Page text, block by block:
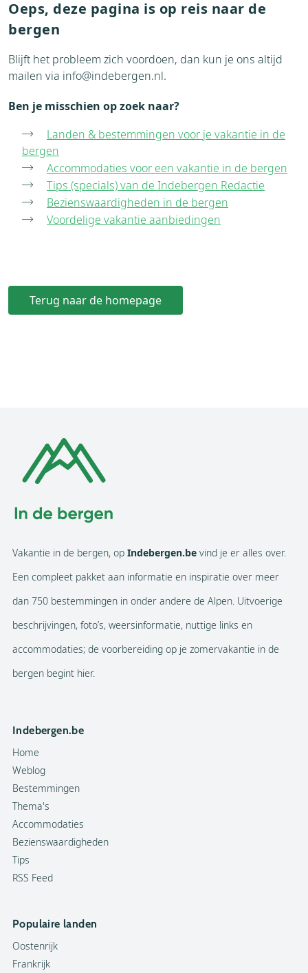
Oeps, deze pagina is op reis naar de
bergen
Blijft het probleem zich voordoen, dan kun je ons altijd
mailen via info@indebergen.nl.
Ben je misschien op zoek naar?
Landen & bestemmingen voor je vakantie in de
bergen
Accommodaties voor een vakantie in de bergen
Tips (specials) van de Indebergen Redactie
Bezienswaardigheden in de bergen
Voordelige vakantie aanbiedingen
Terug naar de homepage
Vakantie in de bergen, op Indebergen.be vind je er alles over.
Een compleet pakket aan informatie en inspiratie over meer
dan 750 bestemmingen in onder andere de Alpen. Uitvoerige
beschrijvingen, foto’s, weersinformatie, nuttige links en
accommodaties; de voorbereiding op je zomervakantie in de
bergen begint hier.
Indebergen.be
Home
Weblog
Bestemmingen
Thema's
Accommodaties
Bezienswaardigheden
Tips
RSS Feed
Populaire landen
Oostenrijk
Frankrijk